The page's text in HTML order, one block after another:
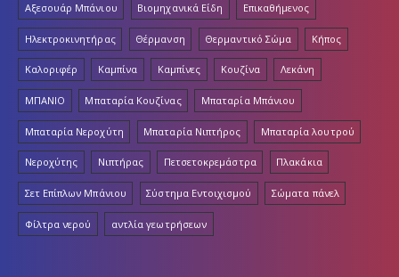
Αξεσουάρ Μπάνιου Βιομηχανικά Είδη Επικαθήμενος
Ηλεκτροκινητήρας Θέρμανση Θερμαντικό Σώμα Κήπος
Καλοριφέρ Καμπίνα Καμπίνες Κουζίνα Λεκάνη
ΜΠΑΝΙΟ Μπαταρία Κουζίνας Μπαταρία Μπάνιου
Μπαταρία Νεροχύτη Μπαταρία Νιπτήρος Μπαταρία λουτρού
Νεροχύτης Νιπτήρας Πετσετοκρεμάστρα Πλακάκια
Σετ Επίπλων Μπάνιου Σύστημα Εντοιχισμού Σώματα πάνελ
Φίλτρα νερού αντλία γεωτρήσεων